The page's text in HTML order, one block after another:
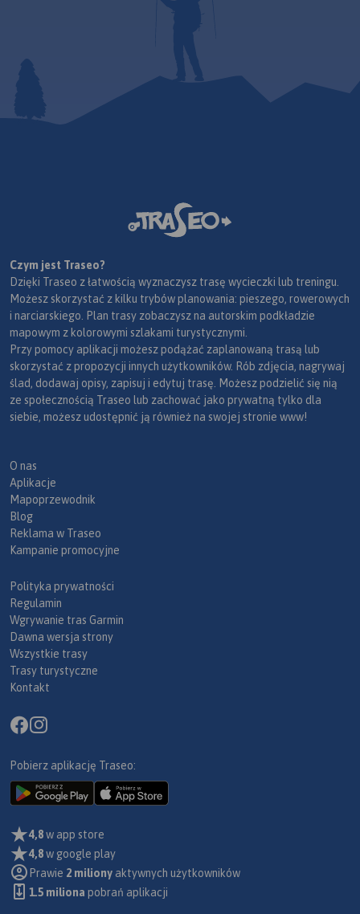
Czym jest Traseo?
Dzięki Traseo z łatwością wyznaczysz trasę wycieczki lub treningu.
Możesz skorzystać z kilku trybów planowania: pieszego, rowerowych
i narciarskiego. Plan trasy zobaczysz na autorskim podkładzie
mapowym z kolorowymi szlakami turystycznymi.
Przy pomocy aplikacji możesz podążać zaplanowaną trasą lub
skorzystać z propozycji innych użytkowników. Rób zdjęcia, nagrywaj
ślad, dodawaj opisy, zapisuj i edytuj trasę. Możesz podzielić się nią
ze społecznością Traseo lub zachować jako prywatną tylko dla
siebie, możesz udostępnić ją również na swojej stronie www!
O nas
Aplikacje
Mapoprzewodnik
Blog
Reklama w Traseo
Kampanie promocyjne
Polityka prywatności
Regulamin
Wgrywanie tras Garmin
Dawna wersja strony
Wszystkie trasy
Trasy turystyczne
Kontakt
Pobierz aplikację Traseo:
4,8w app store
4,8w google play
Prawie 2 miliony aktywnych użytkowników
1.5 miliona pobrań aplikacji